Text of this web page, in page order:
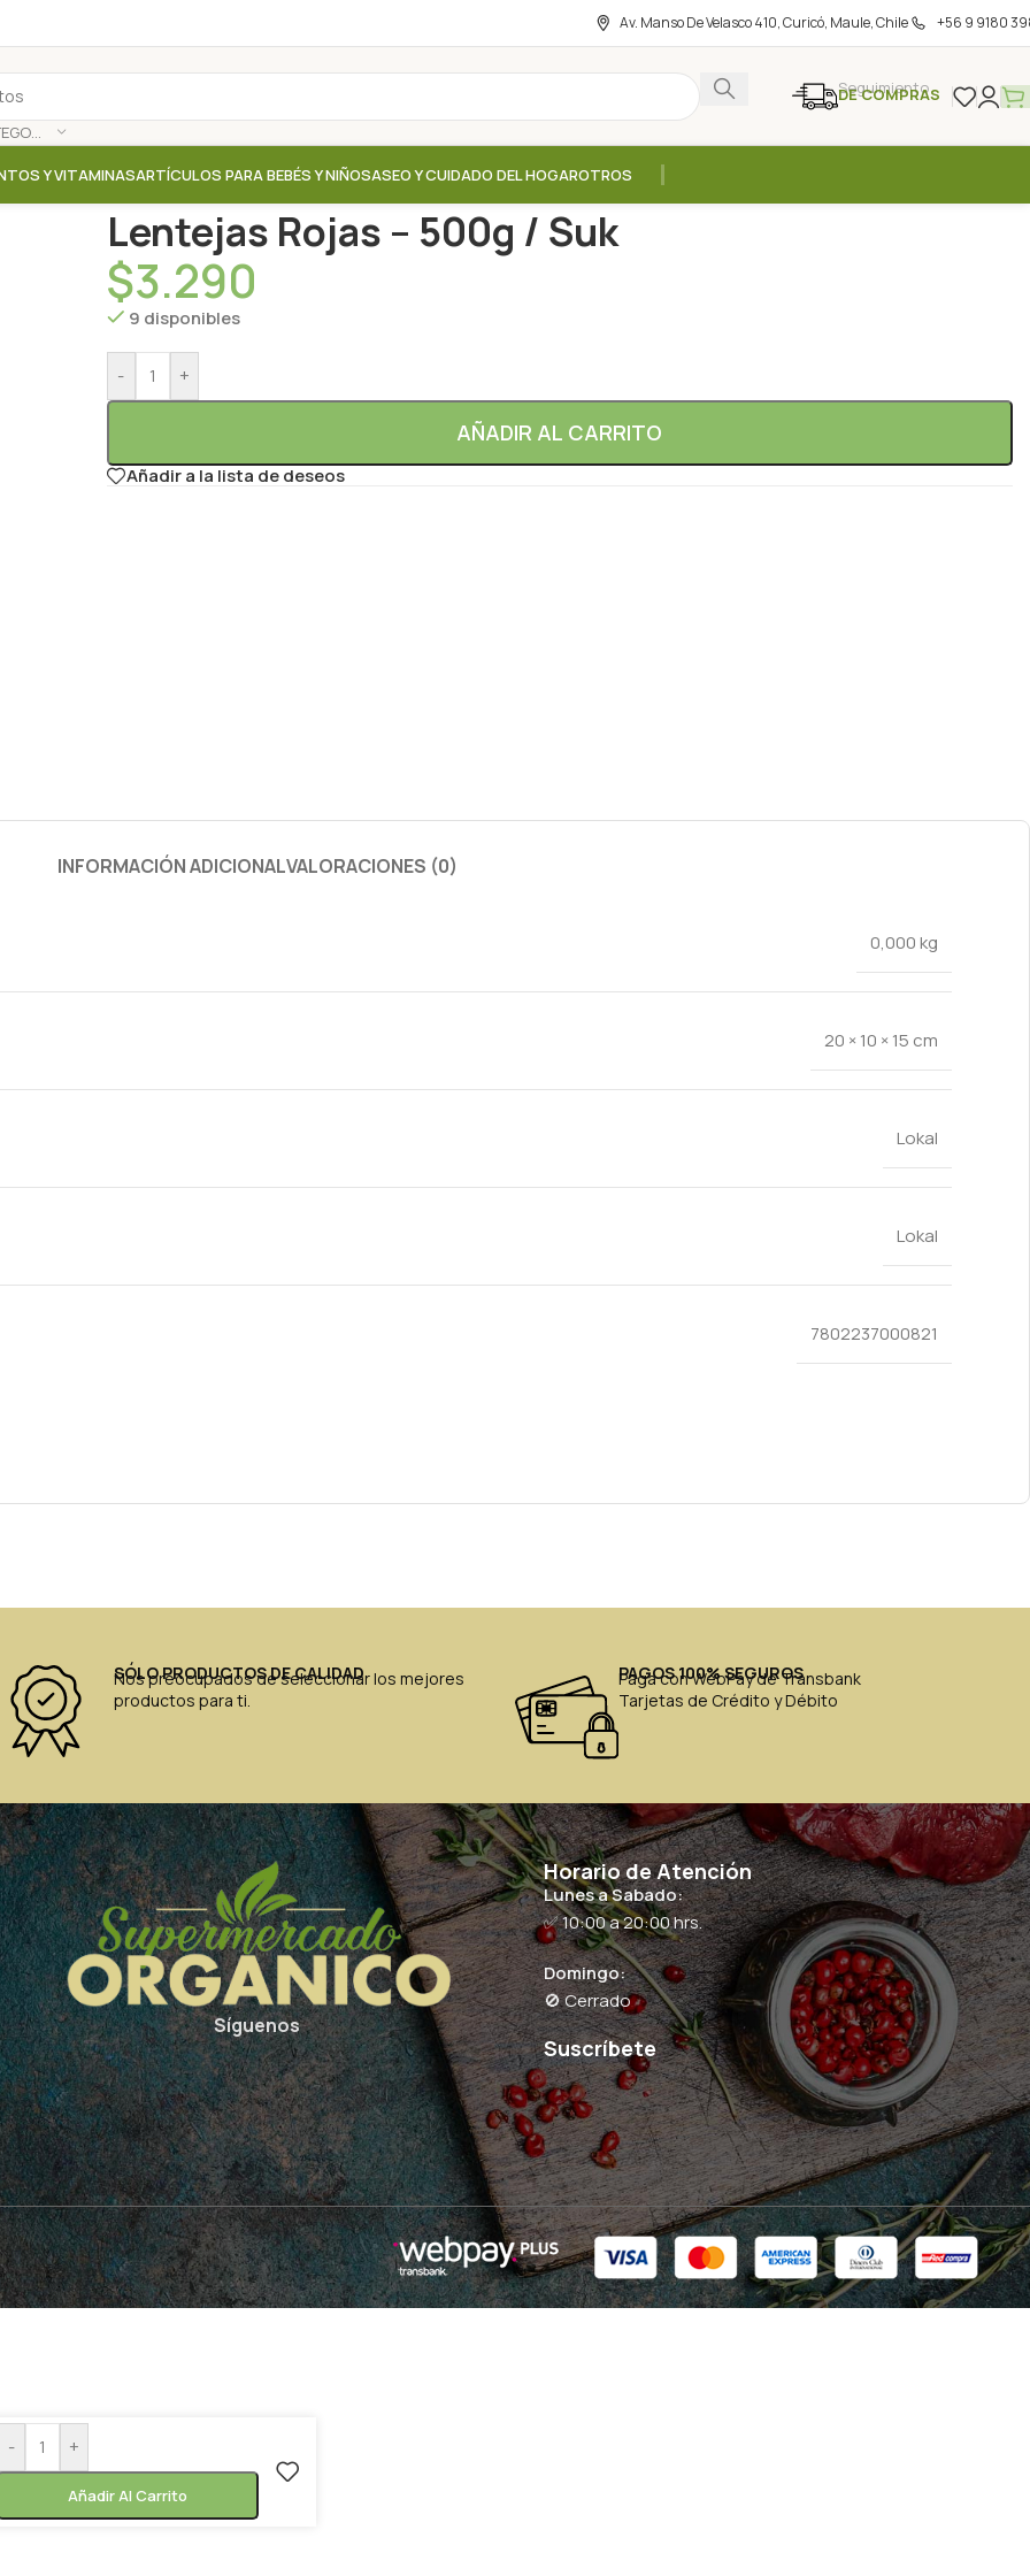
Av. Manso De Velasco 410, Curicó, Maule, Chile +56 9 9180
SELECCIONAR CATEGORÍA
Seguimiento
DE COMPRAS
Y VITAMINASARTÍCULOS PARA BEBÉS Y NIÑOSASEO Y CUIDADO DEL HOGAROTROS
Lentejas Rojas – 500g / Suk
$3.290
9 disponibles
- +
AÑADIR AL CARRITO
Añadir a la lista de deseos
INFORMACIÓN ADICIONALVALORACIONES (0)
0,000 kg
20 × 10 × 15 cm
Lokal
Lokal
7802237000821
SÓLO PRODUCTOS DE CALIDAD
Nos preocupados de seleccionar los mejores
productos para ti.
PAGOS 100% SEGUROS
Paga con WebPay de Transbank
Tarjetas de Crédito y Débito
Síguenos
Horario de Atención
Lunes a Sabado:
✅ 10:00 a 20:00 hrs.
Domingo:
🚫 Cerrado
Suscríbete
- +
Añadir Al Carrito